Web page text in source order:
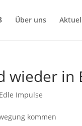
Über uns
wieder in
Edle Impulse